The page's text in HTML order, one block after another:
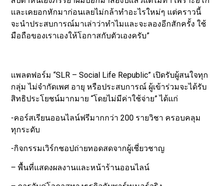
และเคยอกหักมาก่อนเลยไม่กล้าทำอะไรใหม่ๆ แต่คราวนี้
จะนำประสบการณ์มาเล่าว่าทำไมและจะลองอีกสักครั้ง ใช้
มือถือของเราเองให้โอกาสกับตัวเองครับ”
แพลตฟอร์ม “SLR – Social Life Republic” เปิดรับผู้สนใจทุก
กลุ่ม ไม่จำกัดเพศ อายุ หรือประสบการณ์ ผู้เข้าร่วมจะได้รับ
สิทธิประโยชน์มากมาย “โดยไม่มีค่าใช้จ่าย” ได้แก่
-คอร์สเรียนออนไลน์ฟรีมากกว่า 200 รายวิชา ครอบคลุม
ทุกระดับ
-กิจกรรมเวิร์กชอปถ่ายทอดสดจากผู้เชี่ยวชาญ
– พื้นที่แสดงผลงานและหน้าร้านออนไลน์